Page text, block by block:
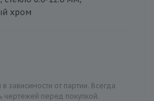
хром
зависимости от партии. Всегда
чертежей перед покупкой.